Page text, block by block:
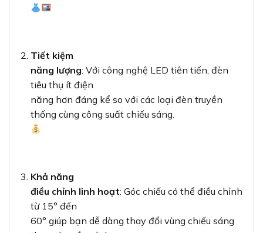
Tiết kiệm
năng lượng: Với công nghệ LED tiên tiến, đèn
tiêu thụ ít điện
năng hơn đáng kể so với các loại đèn truyền
thống cùng công suất chiếu sáng.
Khả năng
điều chỉnh linh hoạt: Góc chiếu có thể điều chỉnh
từ 15° đến
60° giúp bạn dễ dàng thay đổi vùng chiếu sáng